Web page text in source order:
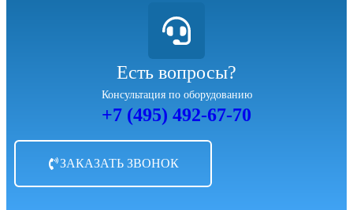
Есть вопросы?
Консультация по оборудованию
+7 (495) 492-67-70
ЗАКАЗАТЬ ЗВОНОК